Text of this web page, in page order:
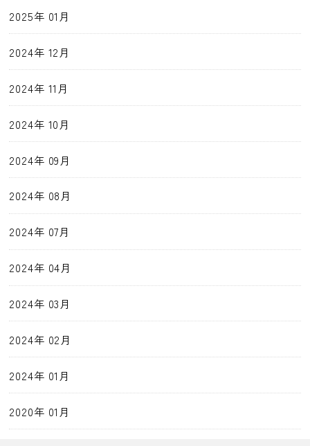
2025年 01月
2024年 12月
2024年 11月
2024年 10月
2024年 09月
2024年 08月
2024年 07月
2024年 04月
2024年 03月
2024年 02月
2024年 01月
2020年 01月